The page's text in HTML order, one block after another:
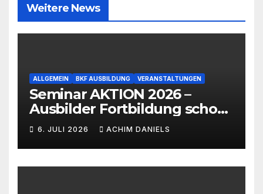
Weitere News
ALLGEMEIN BKF AUSBILDUNG VERANSTALTUNGEN
Seminar AKTION 2026 –
Ausbilder Fortbildung schon
ab 399€!!!
6. JULI 2026 ACHIM DANIELS